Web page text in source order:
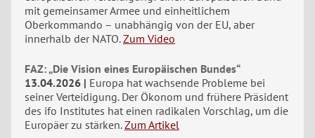
mit gemeinsamer Armee und einheitlichem
Oberkommando – unabhängig von der EU, aber
innerhalb der NATO. Zum Video
FAZ: „Die Vision eines Europäischen Bundes“
13.04.2026
Europa hat wachsende Probleme bei
seiner Verteidigung. Der Ökonom und frühere Präsident
des ifo Institutes hat einen radikalen Vorschlag, um die
Europäer zu stärken. Zum Artikel